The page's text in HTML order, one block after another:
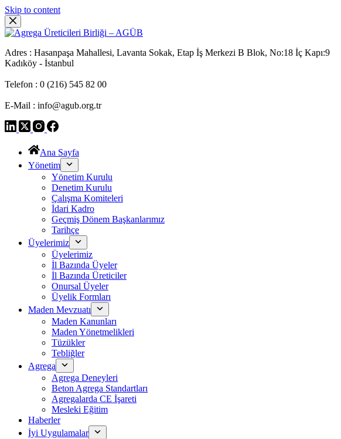
Skip to content
Adres : Hasanpaşa Mahallesi, Lavanta Sokak, Etap İş Merkezi B Blok, No:18 İç Kapı:9
Kadıköy - İstanbul
Telefon : 0 (216) 545 82 00
E-Mail : info@agub.org.tr
Ana Sayfa
Yönetim
Yönetim Kurulu
Denetim Kurulu
Çalışma Komiteleri
İdari Kadro
Geçmiş Dönem Başkanlarımız
Tarihçe
Üyelerimiz
Üyelerimiz
İl Bazında Üyeler
İl Bazında Üreticiler
Onursal Üyeler
Üyelik Formları
Maden Mevzuatı
Maden Kanunları
Maden Yönetmelikleri
Tüzükler
Tebliğler
Agrega
Agrega Deneyleri
Beton Agrega Standartları
Agregalarda CE İşareti
Mesleki Eğitim
Haberler
İyi Uygulamalar